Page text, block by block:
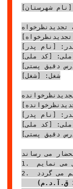
شهرستان]
تجدیدنظرخواه:
[نام پدر]
ملی: [کد ملی]
دقیق پستی]
شغل: [شغل]
[نام پدر]
ملی: [کد ملی]
دقیق پستی]
می رساند:
1.  اینجانب [نام تجدیدنظرخواه] در پرونده کلاسه [شماره پرونده] به خواسته [موضوع خواسته، مثلاً الزام به تنظیم سند رسمی]، به موجب دادنامه شماره [شماره دادنامه] مورخ [تاریخ صدور] صادره از شعبه [شماره شعبه] دادگاه عمومی حقوقی [نام شهرستان]، محکوم به بی حقی گردیده ام. دادنامه مذکور در تاریخ [تاریخ ابلاغ] به اینجانب ابلاغ شده و در مهلت مقرر قانونی اقدام به تجدیدنظرخواهی می نمایم.
2.  دلایل و جهات تجدیدنظرخواهی به شرح زیر و مستنداً به ماده 348 قانون آیین دادرسی مدنی تقدیم می گردد: